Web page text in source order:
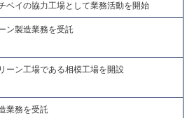
ベイの協力工場として業務活動を開始
ン製造業務を受託
ーン工場である相模工場を開設
業務を受託